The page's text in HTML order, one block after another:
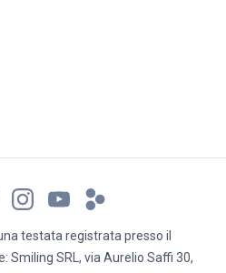
testata registrata presso il
Smiling SRL, via Aurelio Saffi 30,